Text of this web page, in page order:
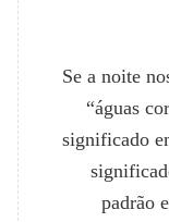
Se a noite
“águas
significado
padrão